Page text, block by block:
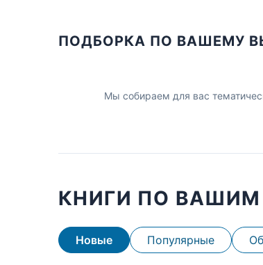
ПОДБОРКА ПО ВАШЕМУ
Мы собираем для вас
КНИГИ ПО
Новые Популярные